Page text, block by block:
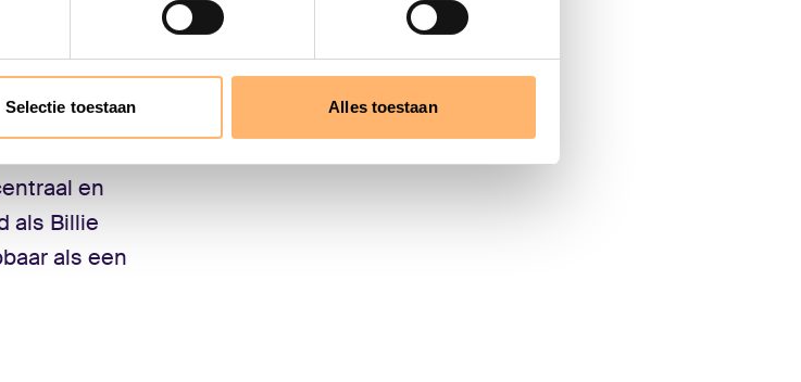
Selectie toestaan Alles toestaan
Softly.
van
en
als Billie
als een